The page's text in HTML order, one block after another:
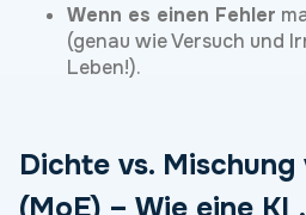
Wenn es einen Fehler
(genau wie Versuch und
Leben!).
Dichte vs.
(MoE) – Wie eine KI